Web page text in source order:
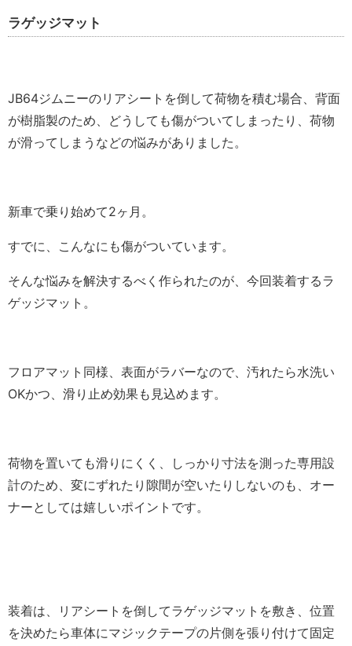
ラゲッジマット
JB64ジムニーのリアシートを倒して荷物を積む場合、背面
が樹脂製のため、どうしても傷がついてしまったり、荷物
が滑ってしまうなどの悩みがありました。
新車で乗り始めて2ヶ月。
すでに、こんなにも傷がついています。
そんな悩みを解決するべく作られたのが、今回装着するラ
ゲッジマット。
フロアマット同様、表面がラバーなので、汚れたら水洗い
OKかつ、滑り止め効果も見込めます。
荷物を置いても滑りにくく、しっかり寸法を測った専用設
計のため、変にずれたり隙間が空いたりしないのも、オー
ナーとしては嬉しいポイントです。
装着は、リアシートを倒してラゲッジマットを敷き、位置
を決めたら車体にマジックテープの片側を張り付けて固定